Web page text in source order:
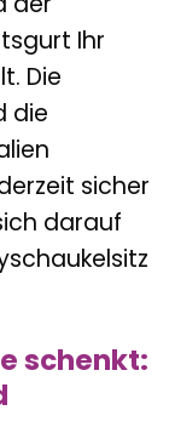
Ihr
Die
die
sicher
darauf
schenkt: